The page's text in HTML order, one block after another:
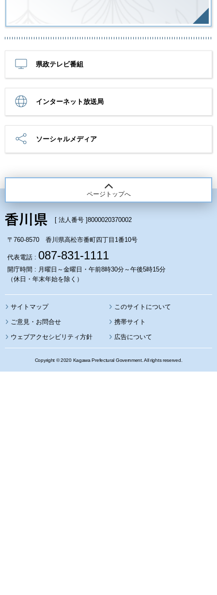
県政テレビ番組
インターネット放送局
ソーシャルメディア
ページトップへ
[ 法人番号 ]8000020370002
〒760-8570 香川県高松市番町四丁目1番10号
代表電話 : 087-831-1111
開庁時間 : 月曜日～金曜日・午前8時30分～午後5時15分
（休日・年末年始を除く）
サイトマップ このサイトについて
携帯サイト
ウェブアクセシビリティ方針 広告について
Copyright © 2020 Kagawa Prefectural Government. All rights reserved.